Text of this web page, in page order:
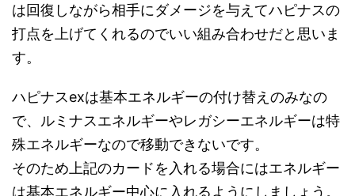
は回復しながら相手にダメージを与えてハピナスの
打点を上げてくれるのでいい組み合わせだと思いま
す。
ハピナスexは基本エネルギーの付け替えのみなの
で、ルミナスエネルギーやレガシーエネルギーは特
殊エネルギーなので移動できないです。
そのため上記のカードを入れる場合にはエネルギー
は基本エネルギー中心に入れるようにしましょう。